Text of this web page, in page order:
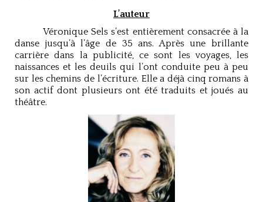
L’auteur
Véronique Sels s’est entièrement consacrée à la
danse jusqu’à l’âge de 35 ans. Après une brillante
carrière dans la publicité, ce sont les voyages, les
naissances et les deuils qui l’ont conduite peu à peu
sur les chemins de l’écriture. Elle a déjà cinq romans à
son actif dont plusieurs ont été traduits et joués au
théâtre.